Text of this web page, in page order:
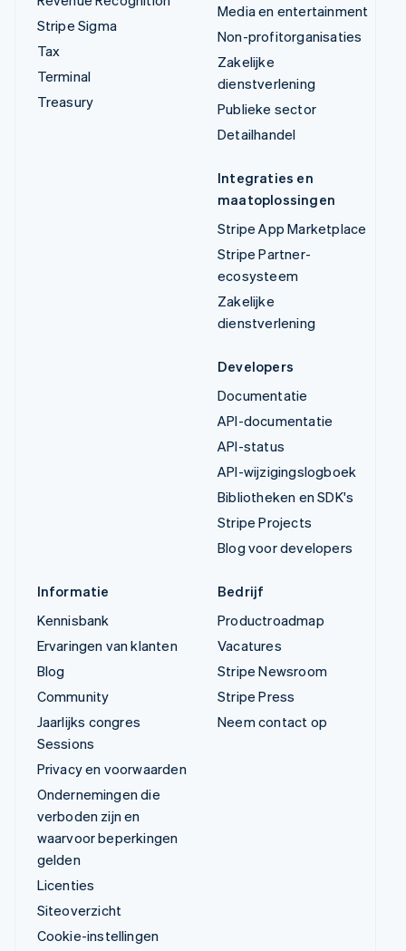
Stripe Sigma
Tax
Terminal
Treasury
Media en entertainment
Non-profitorganisaties
Zakelijke
dienstverlening
Publieke sector
Detailhandel
Integraties en
maatoplossingen
Stripe App Marketplace
Stripe Partner-
ecosysteem
Zakelijke
dienstverlening
Developers
Documentatie
API-documentatie
API-status
API-wijzigingslogboek
Bibliotheken en SDK's
Stripe Projects
Blog voor developers
Informatie
Kennisbank
Ervaringen van klanten
Blog
Community
Jaarlijks congres
Sessions
Privacy en voorwaarden
Ondernemingen die
verboden zijn en
waarvoor beperkingen
gelden
Licenties
Siteoverzicht
Cookie-instellingen
Bedrijf
Productroadmap
Vacatures
Stripe Newsroom
Stripe Press
Neem contact op